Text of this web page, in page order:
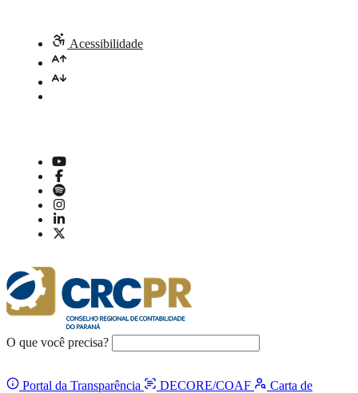
Acessibilidade
O que você precisa?
Portal da Transparência DECORE/COAF
Carta de